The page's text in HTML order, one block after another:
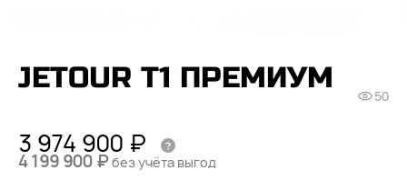
JETOUR T1 ПРЕМИУМ
50
3 974 900 ₽
4 199 900 ₽без учёта выгод